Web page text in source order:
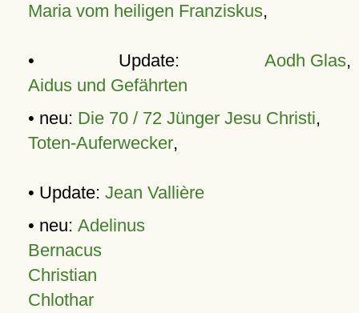
Maria vom heiligen Franziskus,
• Update: Aodh Glas,
Aidus und Gefährten
• neu: Die 70 / 72 Jünger Jesu Christi,
Toten-Auferwecker,
• Update: Jean Vallière
• neu: Adelinus
Bernacus
Christian
Chlothar